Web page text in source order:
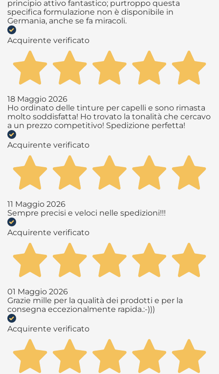
principio attivo fantastico; purtroppo questa
specifica formulazione non è disponibile in
Germania, anche se fa miracoli.
Acquirente verificato
18 Maggio 2026
Ho ordinato delle tinture per capelli e sono rimasta
molto soddisfatta! Ho trovato la tonalità che cercavo
a un prezzo competitivo! Spedizione perfetta!
Acquirente verificato
11 Maggio 2026
Sempre precisi e veloci nelle spedizioni!!!
Acquirente verificato
01 Maggio 2026
Grazie mille per la qualità dei prodotti e per la
consegna eccezionalmente rapida.:-)))
Acquirente verificato